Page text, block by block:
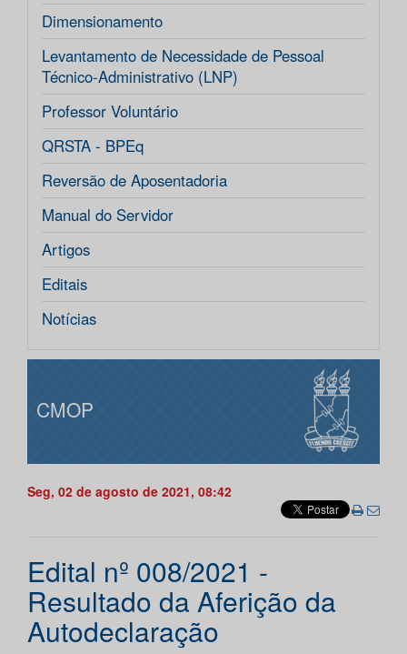
Dimensionamento
Levantamento de Necessidade de Pessoal
Técnico-Administrativo (LNP)
Professor Voluntário
QRSTA - BPEq
Reversão de Aposentadoria
Manual do Servidor
Artigos
Editais
Notícias
CMOP
Seg, 02 de agosto de 2021, 08:42
Edital nº 008/2021 -
Resultado da Aferição da
Autodeclaração